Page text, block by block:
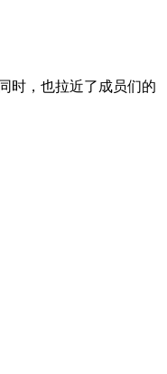
时，也拉近了成员们的